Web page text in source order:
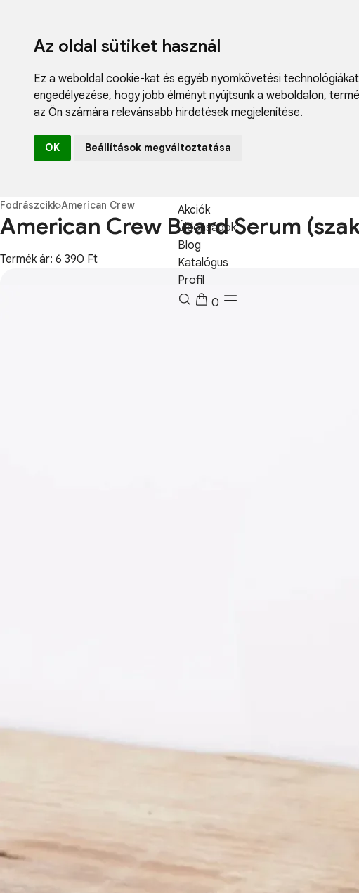
Az oldal sütiket használ
Ez a weboldal cookie-kat és egyéb nyomkövetési
engedélyezése, hogy jobb élményt nyújtsunk a weboldalon,
az Ön számára relevánsabb hirdetések megjelenítése.
OK Beállítások megváltoztatása
Fodrászcikk
Akciók
Újdonságok
Blog
Katalógus
Profil
0
Fodrászcikk›American Crew
American Crew Beard Serum
Termék ár: 6 390 Ft